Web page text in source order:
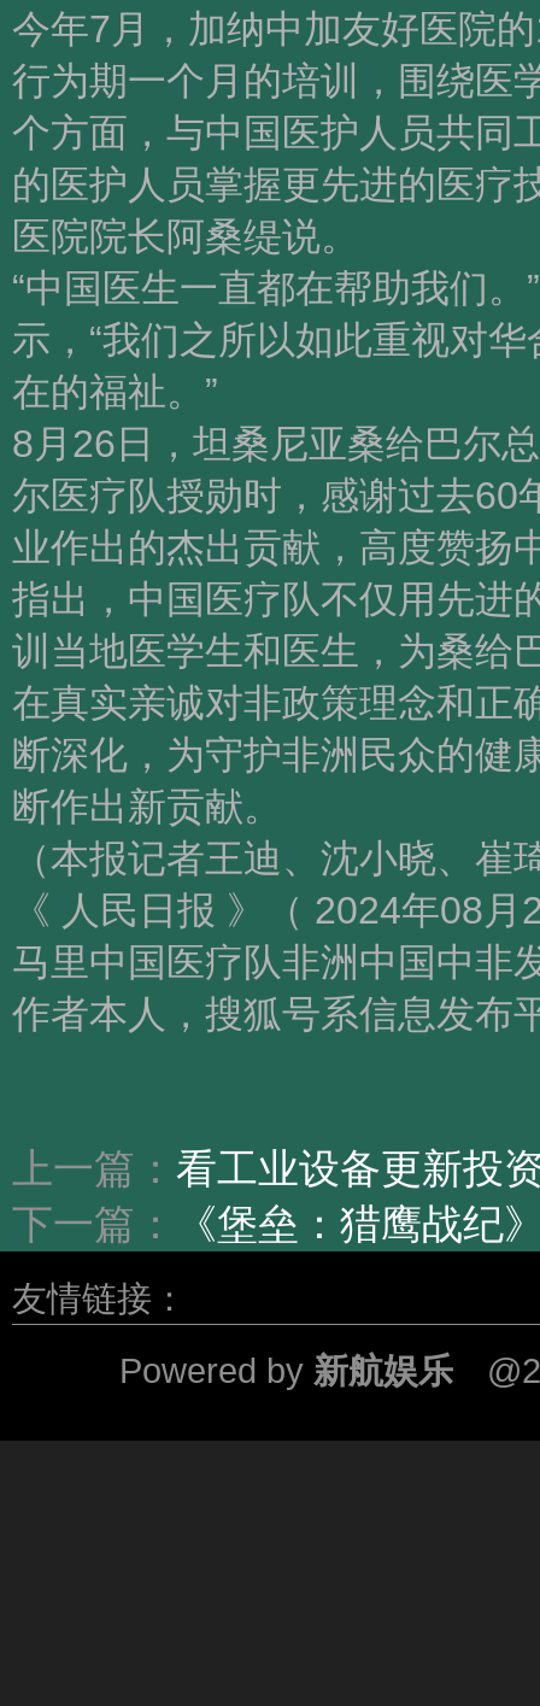
今年7月，加纳中加友好医院
行为期一个月的培训，围绕医
个方面，与中国医护人员共同
的医护人员掌握更先进的医疗
医院院长阿桑缇说。
“中国医生一直都在帮助我们
示，“我们之所以如此重视对
在的福祉。”
8月26日，坦桑尼亚桑给巴尔
尔医疗队授勋时，感谢过去60
业作出的杰出贡献，高度赞扬
指出，中国医疗队不仅用先进
训当地医学生和医生，为桑给
在真实亲诚对非政策理念和正
断深化，为守护非洲民众的健
断作出新贡献。
（本报记者王迪、沈小晓、崔
《 人民日报 》（ 2024年08
马里中国医疗队非洲中国中非
作者本人，搜狐号系信息发布
上一篇： 看工业设备更新投
下一篇：
《堡垒：猎鹰战纪
友情链接：
Powered by 新航娱乐